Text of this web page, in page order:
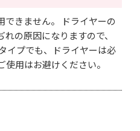
きません。
ドライヤーの
の原因になりますので、
イプでも、ドライヤーは必
用はお避けください。